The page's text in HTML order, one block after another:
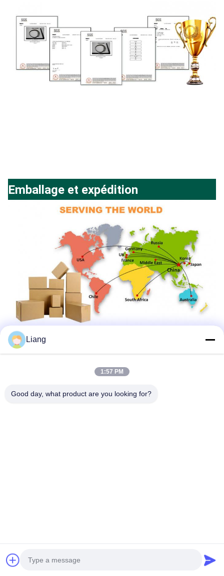
Emballage et expédition
Liang
1:57 PM
Good day, what product are you looking for?